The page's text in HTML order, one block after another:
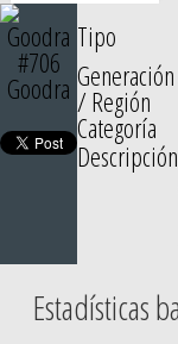
#706
Goodra
Tipo
Generación
/ Región
Categoría
Descripción
Estadísticas